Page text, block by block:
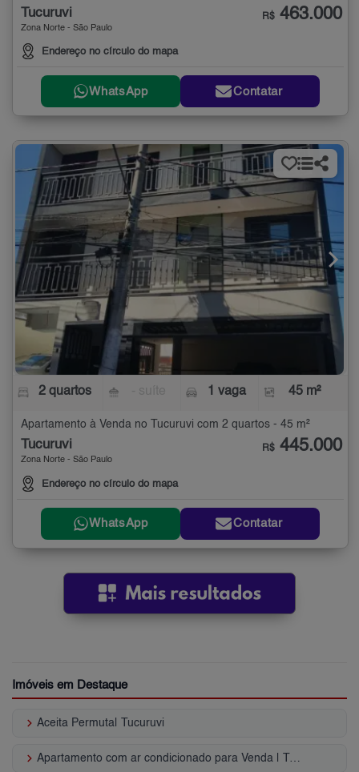
Tucuruvi
Zona Norte - São Paulo
Endereço no círculo do mapa
R$ 463.000
WhatsApp Contatar
2 quartos 1 vaga 45 m²
Apartamento à Venda no Tucuruvi com 2 quartos - 45 m²
Tucuruvi
Zona Norte - São Paulo
Endereço no círculo do mapa
R$ 445.000
WhatsApp Contatar
Imóveis em Destaque
keyboard_arrow_right Aceita Permuta| Tucuruvi
keyboard_arrow_right